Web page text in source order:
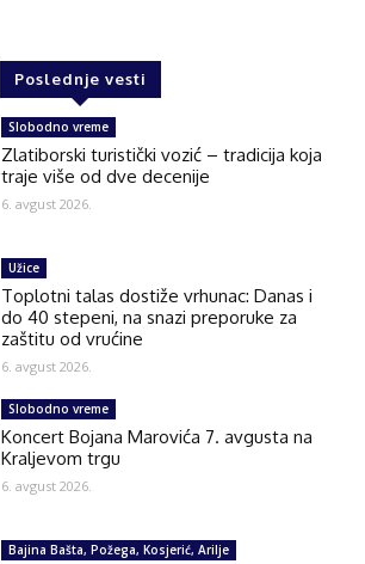
Poslednje vesti
Slobodno vreme
Zlatiborski turistički vozić – tradicija koja
traje više od dve decenije
6. avgust 2026.
Užice
Toplotni talas dostiže vrhunac: Danas i
do 40 stepeni, na snazi preporuke za
zaštitu od vrućine
6. avgust 2026.
Slobodno vreme
Koncert Bojana Marovića 7. avgusta na
Kraljevom trgu
6. avgust 2026.
Bajina Bašta, Požega, Kosjerić, Arilje